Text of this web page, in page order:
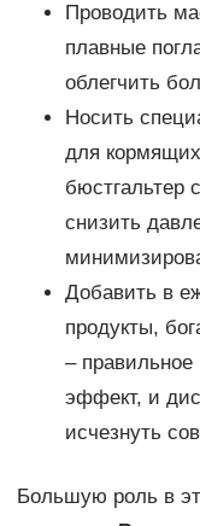
Проводить
плавные
облегчить
Носить
для
бюстгальтер
снизить
Добавить в
продукты,
–
эффект, и
исчезнуть
Большую роль в